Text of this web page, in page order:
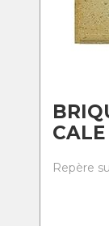
CALE
Repère